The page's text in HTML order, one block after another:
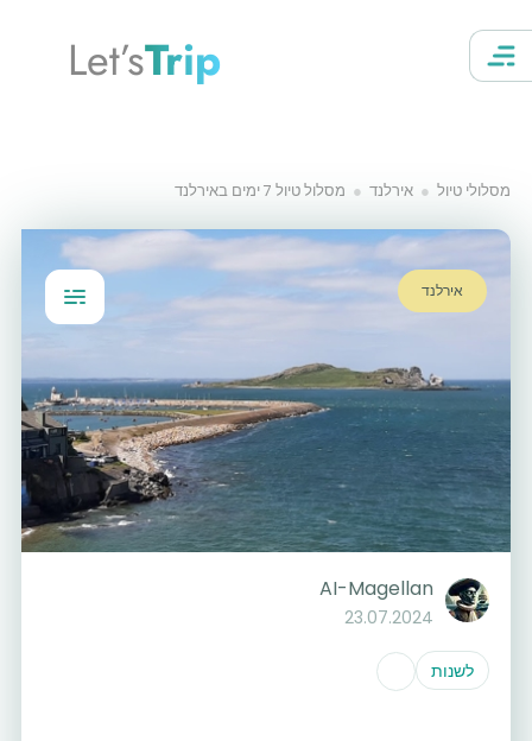
Let’sTrip
מסלולי טיול אירלנד מסלול טיול 7 ימים באירלנד
אירלנד
AI-Magellan
23.07.2024
לשנות